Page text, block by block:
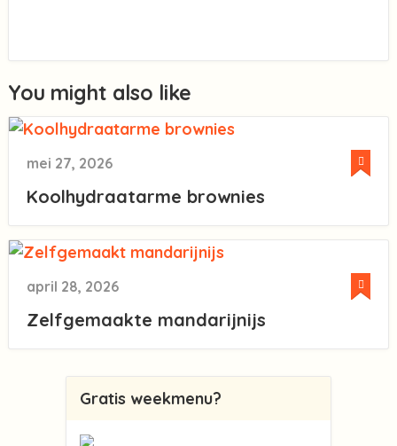
You might also like
mei 27, 2026
Koolhydraatarme brownies
april 28, 2026
Zelfgemaakte mandarijnijs
Gratis weekmenu?